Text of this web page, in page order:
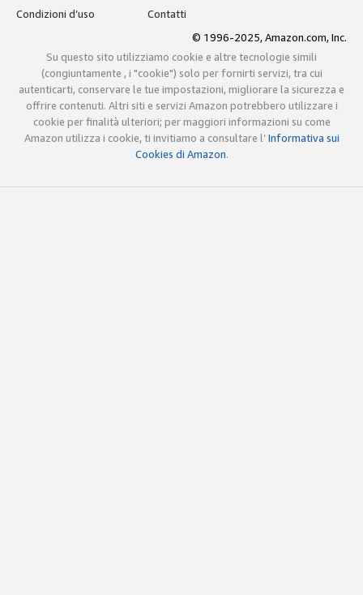
Condizioni d’uso
Contatti
© 1996-2025, Amazon.com, Inc.
Su questo sito utilizziamo cookie e altre tecnologie simili
(congiuntamente , i "cookie") solo per fornirti servizi, tra cui
autenticarti, conservare le tue impostazioni, migliorare la sicurezza e
offrire contenuti. Altri siti e servizi Amazon potrebbero utilizzare i
cookie per finalità ulteriori; per maggiori informazioni su come
Amazon utilizza i cookie, ti invitiamo a consultare l’Informativa sui
Cookies di Amazon.